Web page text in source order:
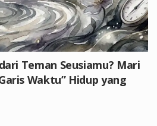
Teman Seusiamu? Mari
Waktu” Hidup yang